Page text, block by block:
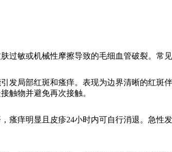
过敏或机械性摩擦导致的毛细血管破裂。常
发局部红斑和瘙痒。表现为边界清晰的红
触物并避免再次接触。
瘙痒明显且皮疹24小时内可自行消退。急